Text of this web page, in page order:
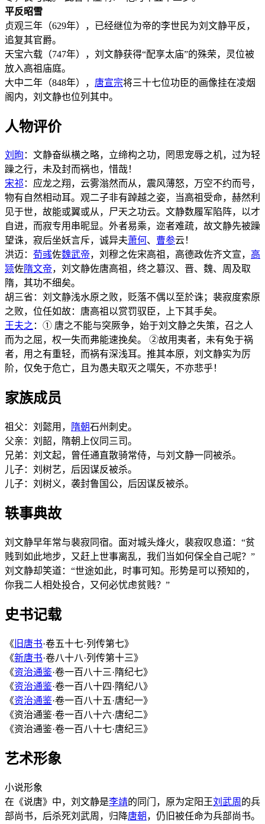
平反昭雪
贞观三年（629年），已经继位为帝的李世民为刘文静平反，
追复其官爵。
天宝六载（747年），刘文静获得“配享太庙”的殊荣，灵位被
放入高祖庙庭。
大中二年（848年）， 唐宣宗将三十七位功臣的画像挂在凌烟
阁内，刘文静也位列其中。
人物评价
刘昫 ：文静奋纵横之略，立缔构之功，罔思宠辱之机，过为轻
躁之行，未及封而祸也，惜哉！
宋祁 ：应龙之翔，云雾滃然而从，震风薄怒，万空不约而号，
物有自然相动耳。观二子非有踔越之姿，当高祖受命，赫然利
见于世，故能或翼或从，尸天之功云。文静数履军陷阵，以才
自进，而寂专用串昵显。外者易乘，迩者难疏，故文静先被躁
望诛，寂后坐妖言斥，诚异夫萧何、 曹参云！
洪迈： 荀彧佐魏武帝，刘穆之佐宋高祖，高德政佐齐文宣， 高
颎佐隋文帝，刘文静佐唐高祖，终之篡汉、晋、魏、周及取
隋，其功不细矣。
胡三省：刘文静浅水原之败，贬落不偶以至於诛；裴寂度索原
之败，位任如故：唐高祖以赏罚驭臣，上下其手矣。
王夫之：① 唐之不能与突厥争，始于刘文静之失策，召之人
而为之屈，权一失而弗能速挽矣。 ②故用夷者，未有免于祸
者，用之有重轻，而祸有深浅耳。推其本原，刘文静实为厉
阶，仅免于危亡，且为愚夫取灭之嚆矢，不亦悲乎！
家族成员
祖父：刘懿用， 隋朝石州刺史。
父亲：刘韶，隋朝上仪同三司。
兄弟：刘文起，曾任通直散骑常侍，与刘文静一同被杀。
儿子：刘树艺，后因谋反被杀。
儿子：刘树义，袭封鲁国公，后因谋反被杀。
轶事典故
刘文静早年常与裴寂同宿。面对城头烽火，裴寂叹息道：“贫
贱到如此地步，又赶上世事离乱，我们当如何保全自己呢？”
刘文静却笑道：“世途如此，时事可知。形势是可以预知的，
你我二人相处投合，又何必忧虑贫贱？”
史书记载
《 旧唐书·卷五十七·列传第七》
《新唐书·卷八十八·列传第十三》
《资治通鉴·卷一百八十三·隋纪七》
《资治通鉴·卷一百八十四·隋纪八》
《资治通鉴·卷一百八十五·唐纪一》
《资治通鉴·卷一百八十六·唐纪二》
《资治通鉴·卷一百八十七·唐纪三》
艺术形象
小说形象
在《说唐》中，刘文静是李靖的同门，原为定阳王刘武周 的兵
部尚书，后杀死刘武周，归降唐朝 ，仍旧被任命为兵部尚书。